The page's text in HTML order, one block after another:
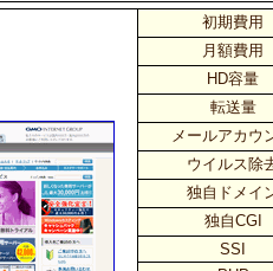
初期費用
月額費用
HD容量
転送量
メールアカウ
ウイルス除
独自ドメイ
独自CGI
SSI